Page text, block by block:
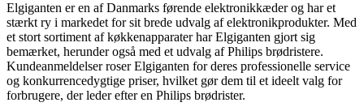
Elgiganten er en af Danmarks førende elektronikkæder og har et
stærkt ry i markedet for sit brede udvalg af elektronikprodukter. Med
et stort sortiment af køkkenapparater har Elgiganten gjort sig
bemærket, herunder også med et udvalg af Philips brødristere.
Kundeanmeldelser roser Elgiganten for deres professionelle service
og konkurrencedygtige priser, hvilket gør dem til et ideelt valg for
forbrugere, der leder efter en Philips brødrister.